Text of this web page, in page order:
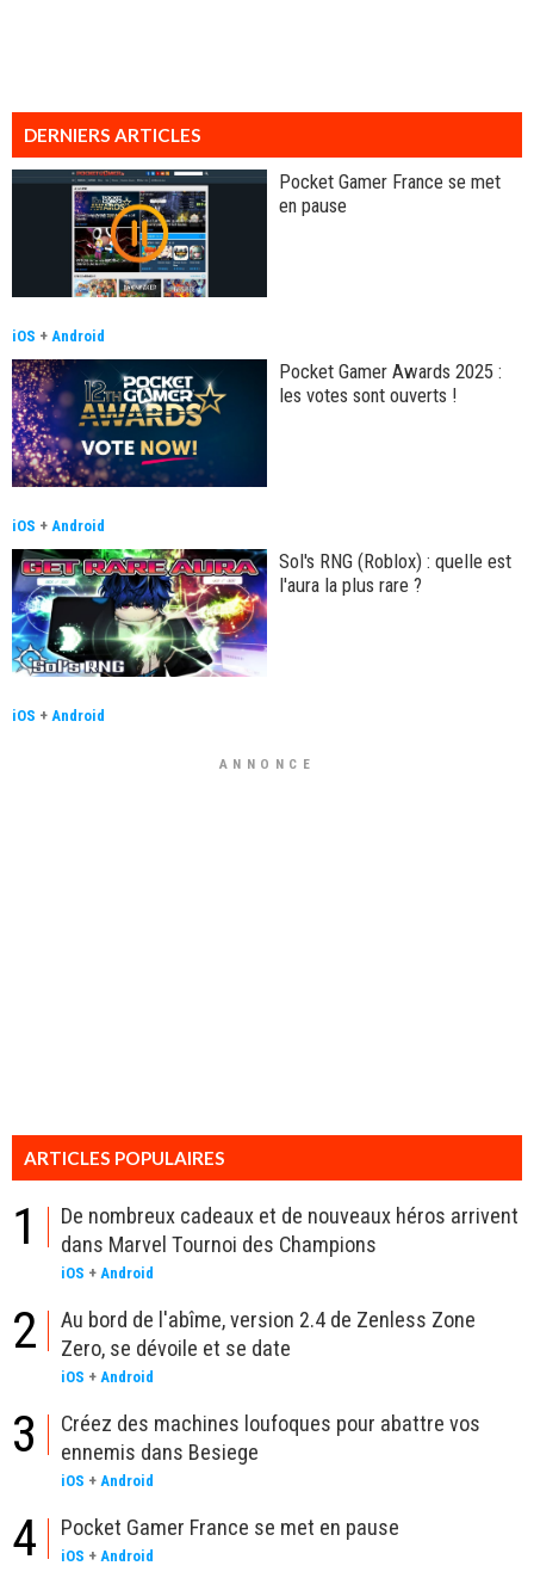
DERNIERS ARTICLES
Pocket Gamer France se met
en pause
iOS + Android
Pocket Gamer Awards 2025 :
les votes sont ouverts !
iOS + Android
Sol's RNG (Roblox) : quelle est
l'aura la plus rare ?
iOS + Android
ANNONCE
ARTICLES POPULAIRES
1
De nombreux cadeaux et de nouveaux héros arrivent
dans Marvel Tournoi des Champions
iOS + Android
2
Au bord de l'abîme, version 2.4 de Zenless Zone
Zero, se dévoile et se date
iOS + Android
3
Créez des machines loufoques pour abattre vos
ennemis dans Besiege
iOS + Android
4 Pocket Gamer France se met en pause
iOS + Android